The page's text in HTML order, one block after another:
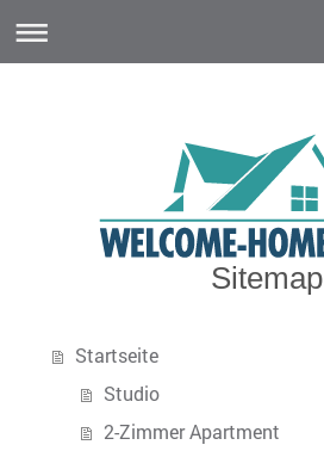
Sitemap
Startseite
Studio
2-Zimmer Apartment